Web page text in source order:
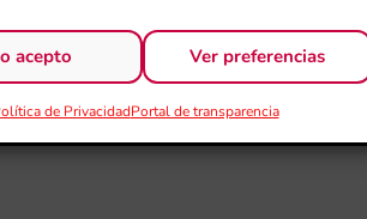
acepto Ver preferencias
de PrivacidadPortal de transparencia